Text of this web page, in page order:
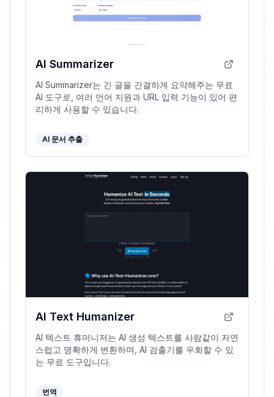
AI Summarizer
AI Summarizer는 긴 글을 간결하게 요약해주는 무료
AI 도구로, 여러 언어 지원과 URL 입력 기능이 있어 편
리하게 사용할 수 있습니다.
AI 문서 추출
AI Text Humanizer
AI 텍스트 휴머니저는 AI 생성 텍스트를 사람같이 자연
스럽고 명확하게 변환하며, AI 검출기를 우회할 수 있
는 무료 도구입니다.
번역